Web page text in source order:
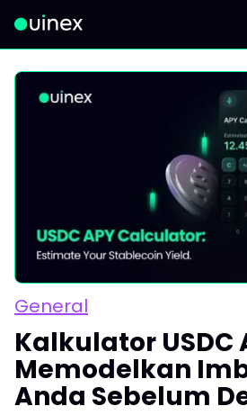
Ini adalah logo dan jika diklik akan
General
Kalkulator USDC
Memodelkan
Anda Sebelum